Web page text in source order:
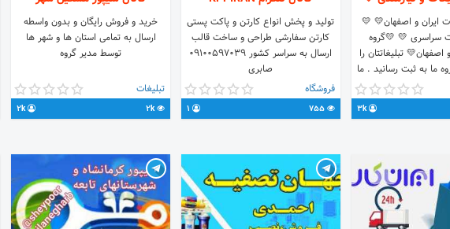
ایران و اصفهان💛 💛
سراسری 💛 💛گروه
اصفهان💛 تبلیغاتتان را
ما به ثبت رسانید . ما
حمایت خواهیم کرد .
3k
تولید و پخش انواع کارتن و پاکت پستی
کارتن سفارشی طراحی و ساخت قالب
ارسال به سراسر کشور ۰۹۱۰۰۵۹۷۰۳۹
صابری
فروشگاه
755
1
خرید و فروش رایگان و بدون واسطه
ارسال به تمامی استان ها و شهر ها
توسط مدیر گروه
تبلیغات
2k
2k